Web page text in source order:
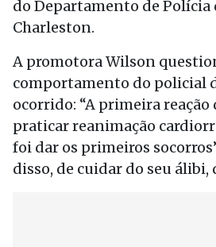
do Departamento de Polícia
Charleston.
A promotora Wilson
comportamento do policial
ocorrido: “A primeira reação
praticar reanimação
foi dar os primeiros
disso, de cuidar do seu álibi,